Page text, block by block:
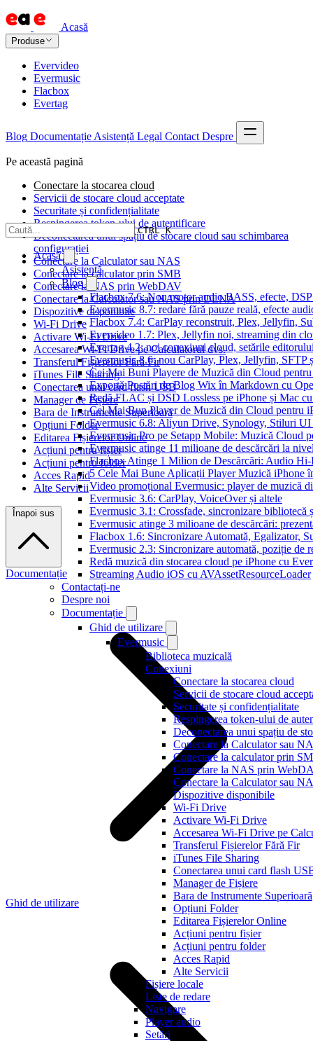
Acasă
Produse
Evervideo
Evermusic
Flacbox
Evertag
Blog Documentație Asistență Legal Contact Despre
CTRL K
Acasă
Asistență
Blog
Flacbox 7.6: Nou motor audio BASS, efecte,
Evermusic 8.7: redare fără pauze reală, efecte
Flacbox 7.4: CarPlay reconstruit, Plex, Jellyfin,
Evervideo 1.7: Plex, Jellyfin noi, streaming din
Evertag 4.2: noi conexiuni cloud, setările
Evermusic 8.6: nou CarPlay, Plex, Jellyfin, SFTP
Cei Mai Buni Playere de Muzică din Cloud
Exportă Postări de Blog Wix în Markdown cu
Redă FLAC și DSD Lossless pe iPhone și Mac
Cel Mai Bun Player de Muzică din Cloud pentru
Evermusic 6.8: Aliyun Drive, Synology, Stiluri
Evermusic Pro pe Setapp Mobile: Muzică Cloud
Evermusic atinge 11 milioane de descărcări la
Flacbox Atinge 1 Milion de Descărcări: Audio Hi-
5 Cele Mai Bune Aplicații Player Muzică iPhone
Video promoțional Evermusic: player de muzică
Evermusic 3.6: CarPlay, VoiceOver și altele
Evermusic 3.1: Crossfade, sincronizare bibliotecă
Evermusic atinge 3 milioane de descărcări:
Flacbox 1.6: Sincronizare Automată, Egalizator,
Evermusic 2.3: Sincronizare automată, poziție de
Redă muzică din stocarea cloud pe iPhone cu
Streaming Audio iOS cu AVAssetResourceLoader
Contactați-ne
Despre noi
Documentație
Ghid de utilizare
Evermusic
Biblioteca muzicală
Conexiuni
Conectare la stocarea cloud
Servicii de stocare cloud
Securitate și confidențialitate
Respingerea token-ului de
Deconectarea unui spațiu de
Conectare la Calculator sau
Conectare la calculator prin
Conectare la NAS prin
Conectare la Calculator sau
Dispozitive disponibile
Wi-Fi Drive
Activare Wi-Fi Drive
Accesarea Wi-Fi Drive pe
Transferul Fișierelor Fără Fir
iTunes File Sharing
Conectarea unui card flash
Manager de Fișiere
Bara de Instrumente Superioară
Opțiuni Folder
Editarea Fișierelor Online
Acțiuni pentru fișier
Acțiuni pentru folder
Acces Rapid
Alte Servicii
Fișiere locale
Liste de redare
Navigare
Player audio
Setări
Pe această pagină
Conectare la stocarea cloud
Servicii de stocare cloud acceptate
Securitate și confidențialitate
Respingerea token-ului de autentificare
Deconectarea unui spațiu de stocare cloud sau schimbarea
configurației
Conectare la Calculator sau NAS
Conectare la calculator prin SMB
Conectare la NAS prin WebDAV
Conectare la Calculator sau NAS prin DLNA
Dispozitive disponibile
Wi-Fi Drive
Activare Wi-Fi Drive
Accesarea Wi-Fi Drive pe Calculatorul dvs.
Transferul Fișierelor Fără Fir
iTunes File Sharing
Conectarea unui card flash USB
Manager de Fișiere
Bara de Instrumente Superioară
Opțiuni Folder
Editarea Fișierelor Online
Acțiuni pentru fișier
Acțiuni pentru folder
Acces Rapid
Alte Servicii
Înapoi sus
Documentație
Ghid de utilizare